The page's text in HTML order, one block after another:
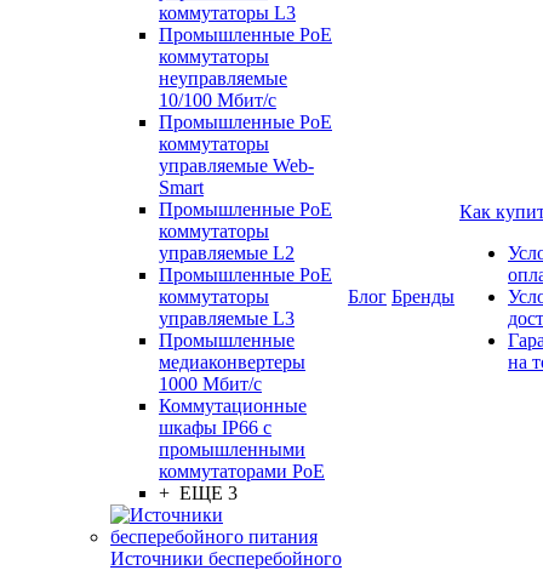
коммутаторы L3
Промышленные PoE
коммутаторы
неуправляемые
10/100 Мбит/с
Промышленные PoE
коммутаторы
управляемые Web-
Smart
Промышленные PoE
коммутаторы
управляемые L2
Промышленные PoE
коммутаторы
управляемые L3
Промышленные
медиаконвертеры
1000 Мбит/с
Коммутационные
шкафы IP66 c
промышленными
коммутаторами PoE
+ ЕЩЕ 3
Источники бесперебойного
Блог Бренды
Как
на